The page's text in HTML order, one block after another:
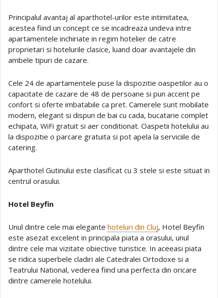
Principalul avantaj al aparthotel-urilor este intimitatea,
acestea fiind un concept ce se incadreaza undeva intre
apartamentele inchiriate in regim hotelier de catre
proprietari si hotelurile clasice, luand doar avantajele din
ambele tipuri de cazare.
Cele 24 de apartamentele puse la dispozitie oaspetilor au o
capacitate de cazare de 48 de persoane si pun accent pe
confort si oferte imbatabile ca pret. Camerele sunt mobilate
modern, elegant si dispun de bai cu cada, bucatarie complet
echipata, WiFi gratuit si aer conditionat. Oaspetii hotelului au
la dispozitie o parcare gratuita si pot apela la serviciile de
catering.
Aparthotel Gutinului este clasificat cu 3 stele si este situat in
centrul orasului.
Hotel Beyfin
Unul dintre cele mai elegante hoteluri din Cluj, Hotel Beyfin
este asezat excelent in principala piata a orasului, unul
dintre cele mai vizitate obiective turistice. In aceeasi piata
se ridica superbele cladiri ale Catedralei Ortodoxe si a
Teatrului National, vederea fiind una perfecta din oricare
dintre camerele hotelului.